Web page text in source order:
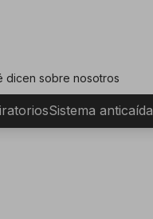
dicen sobre nosotros
Sistema anticaída